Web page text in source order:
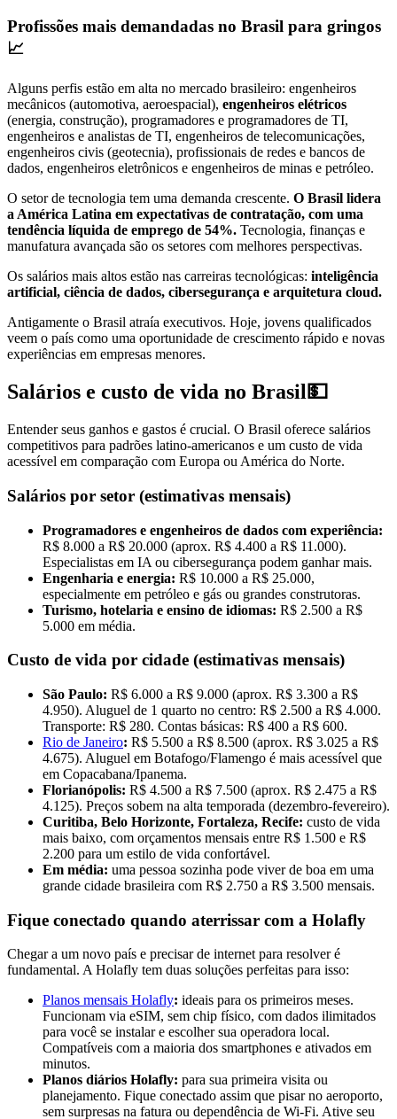
Profissões mais demandadas no Brasil para gringos
📈
Alguns perfis estão em alta no mercado brasileiro: engenheiros
mecânicos (automotiva, aeroespacial), engenheiros elétricos
(energia, construção), programadores e programadores de TI,
engenheiros e analistas de TI, engenheiros de telecomunicações,
engenheiros civis (geotecnia), profissionais de redes e bancos de
dados, engenheiros eletrônicos e engenheiros de minas e petróleo.
O setor de tecnologia tem uma demanda crescente. O Brasil lidera
a América Latina em expectativas de contratação, com uma
tendência líquida de emprego de 54%. Tecnologia, finanças e
manufatura avançada são os setores com melhores perspectivas.
Os salários mais altos estão nas carreiras tecnológicas: inteligência
artificial, ciência de dados, cibersegurança e arquitetura cloud.
Antigamente o Brasil atraía executivos. Hoje, jovens qualificados
veem o país como uma oportunidade de crescimento rápido e novas
experiências em empresas menores.
Salários e custo de vida no Brasil💵
Entender seus ganhos e gastos é crucial. O Brasil oferece salários
competitivos para padrões latino-americanos e um custo de vida
acessível em comparação com Europa ou América do Norte.
Salários por setor (estimativas mensais)
Programadores e engenheiros de dados com experiência:
R$ 8.000 a R$ 20.000 (aprox. R$ 4.400 a R$ 11.000).
Especialistas em IA ou cibersegurança podem ganhar mais.
Engenharia e energia: R$ 10.000 a R$ 25.000,
especialmente em petróleo e gás ou grandes construtoras.
Turismo, hotelaria e ensino de idiomas: R$ 2.500 a R$
5.000 em média.
Custo de vida por cidade (estimativas mensais)
São Paulo: R$ 6.000 a R$ 9.000 (aprox. R$ 3.300 a R$
4.950). Aluguel de 1 quarto no centro: R$ 2.500 a R$ 4.000.
Transporte: R$ 280. Contas básicas: R$ 400 a R$ 600.
Rio de Janeiro: R$ 5.500 a R$ 8.500 (aprox. R$ 3.025 a R$
4.675). Aluguel em Botafogo/Flamengo é mais acessível que
em Copacabana/Ipanema.
Florianópolis: R$ 4.500 a R$ 7.500 (aprox. R$ 2.475 a R$
4.125). Preços sobem na alta temporada (dezembro-fevereiro).
Curitiba, Belo Horizonte, Fortaleza, Recife: custo de vida
mais baixo, com orçamentos mensais entre R$ 1.500 e R$
2.200 para um estilo de vida confortável.
Em média: uma pessoa sozinha pode viver de boa em uma
grande cidade brasileira com R$ 2.750 a R$ 3.500 mensais.
Fique conectado quando aterrissar com a Holafly
Chegar a um novo país e precisar de internet para resolver é
fundamental. A Holafly tem duas soluções perfeitas para isso:
Planos mensais Holafly: ideais para os primeiros meses.
Funcionam via eSIM, sem chip físico, com dados ilimitados
para você se instalar e escolher sua operadora local.
Compatíveis com a maioria dos smartphones e ativados em
minutos.
Planos diários Holafly: para sua primeira visita ou
planejamento. Fique conectado assim que pisar no aeroporto,
sem surpresas na fatura ou dependência de Wi-Fi. Ative seu